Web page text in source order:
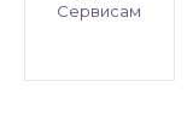
Сервисам